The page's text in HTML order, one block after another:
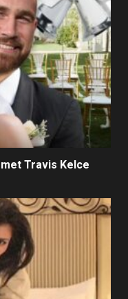
Travis Kelce